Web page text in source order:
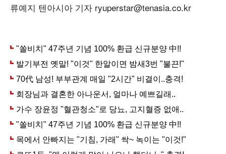
류예지 텐아시아 기자 ryuperstar@tenasia.co.kr